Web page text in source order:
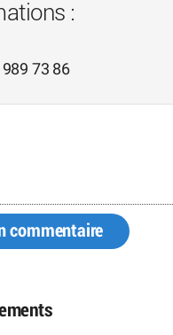
:
73 86
commentaire